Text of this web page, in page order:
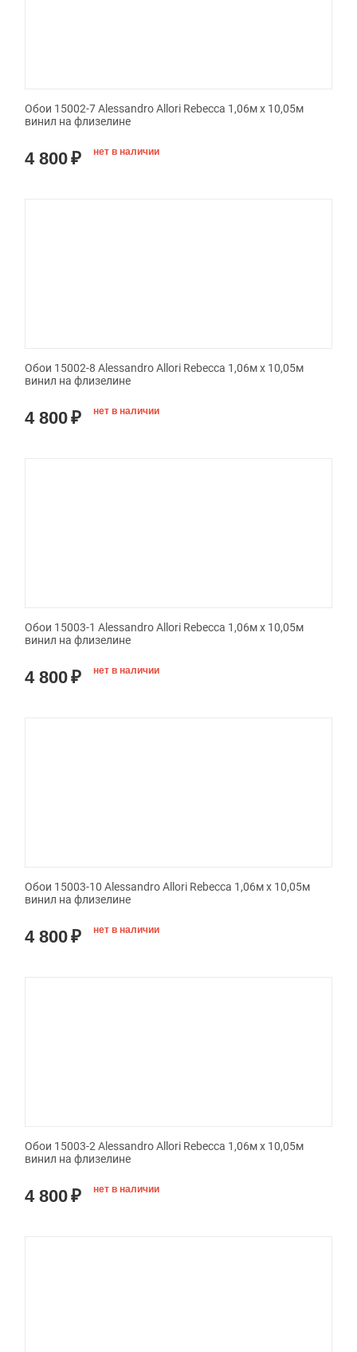
Обои 15002-7 Alessandro Allori Rebecca 1,06м х 10,05м
винил на флизелине
4 800₽ нет в наличии
Обои 15002-8 Alessandro Allori Rebecca 1,06м х 10,05м
винил на флизелине
4 800₽ нет в наличии
Обои 15003-1 Alessandro Allori Rebecca 1,06м х 10,05м
винил на флизелине
4 800₽ нет в наличии
Обои 15003-10 Alessandro Allori Rebecca 1,06м х 10,05м
винил на флизелине
4 800₽ нет в наличии
Обои 15003-2 Alessandro Allori Rebecca 1,06м х 10,05м
винил на флизелине
4 800₽ нет в наличии